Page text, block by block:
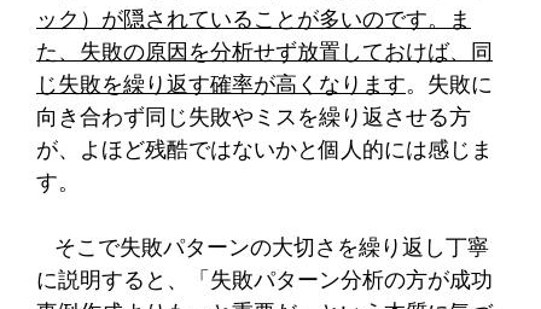
ック）が隠されていることが多いのです。ま
た、失敗の原因を分析せず放置しておけば、同
じ失敗を繰り返す確率が高くなります。失敗に
向き合わず同じ失敗やミスを繰り返させる方
が、よほど残酷ではないかと個人的には感じま
す。
そこで失敗パターンの大切さを繰り返し丁寧
に説明すると、「失敗パターン分析の方が成功